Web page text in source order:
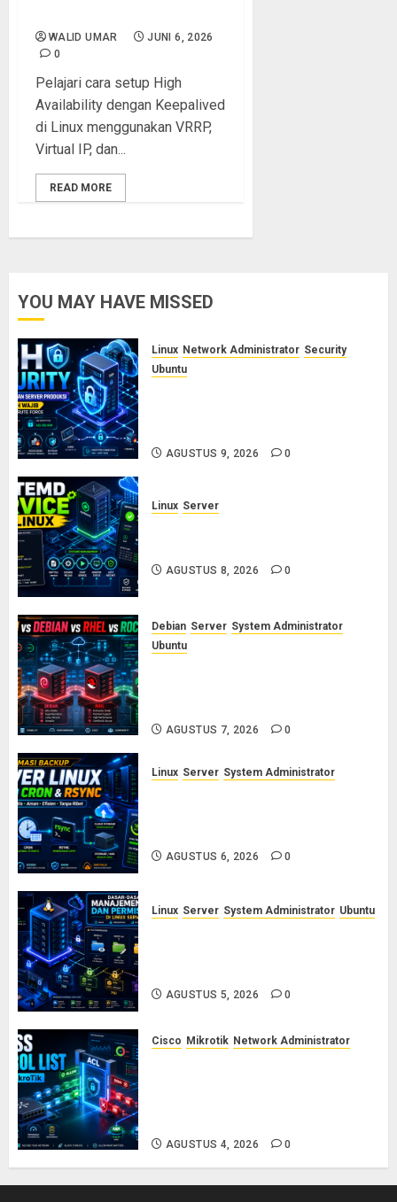
WALID UMAR
JUNI 6, 2026
0
Pelajari cara setup High
Availability dengan Keepalived
di Linux menggunakan VRRP,
Virtual IP, dan...
READ MORE
YOU MAY HAVE MISSED
Linux Network Administrator Security
Ubuntu
AGUSTUS 9, 2026 0
Linux Server
AGUSTUS 8, 2026 0
Debian Server System Administrator
Ubuntu
AGUSTUS 7, 2026 0
Linux Server System Administrator
AGUSTUS 6, 2026 0
Linux Server System Administrator Ubuntu
AGUSTUS 5, 2026 0
Cisco Mikrotik Network Administrator
AGUSTUS 4, 2026 0